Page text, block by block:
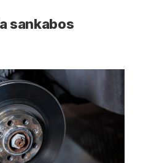
sankabos